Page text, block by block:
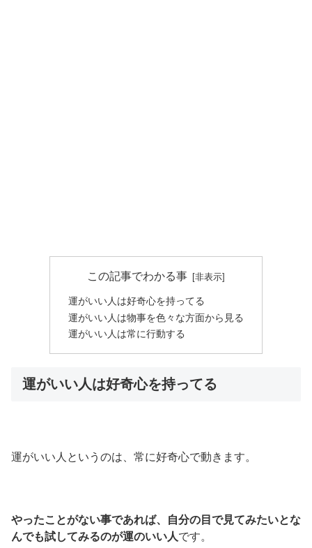
この記事でわかる事
運がいい人は好奇心を持ってる
運がいい人は物事を色々な方面から見る
運がいい人は常に行動する
運がいい人は好奇心を持ってる
運がいい人というのは、常に好奇心で動きます。
やったことがない事であれば、自分の目で見てみたいとな
んでも試してみるのが運のいい人です。